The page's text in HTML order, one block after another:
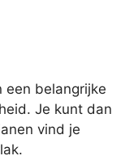
een belangrijke
Je kunt dan
vind je